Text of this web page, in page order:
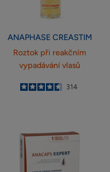
ANAPHASE CREASTIM
Roztok při reakčním
vypadávání vlasů
4.6
/
5
314
Anacaps
Expert
Doplněk
stravy